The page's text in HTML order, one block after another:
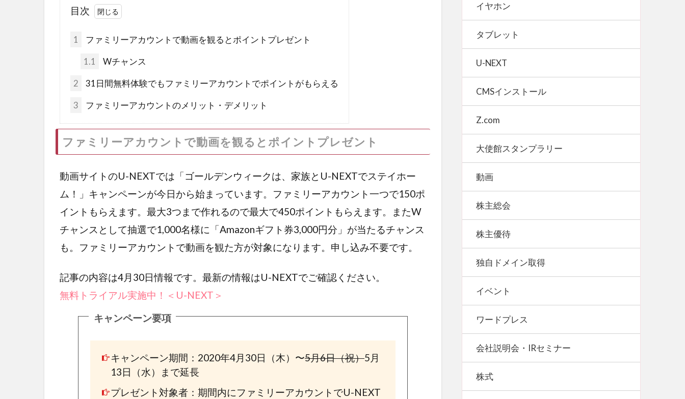
目次
1 ファミリーアカウントで動画を観るとポイントプレゼント
1.1 Wチャンス
2 31日間無料体験でもファミリーアカウントでポイントがもらえる
3 ファミリーアカウントのメリット・デメリット
ファミリーアカウントで動画を観るとポイントプレゼント
動画サイトのU-NEXTでは「ゴールデンウィークは、家族とU-NEXTでステイホー
ム！」キャンペーンが今日から始まっています。ファミリーアカウント一つで150ポ
イントもらえます。最大3つまで作れるので最大で450ポイントもらえます。またW
チャンスとして抽選で1,000名様に「Amazonギフト券3,000円分」が当たるチャンス
も。ファミリーアカウントで動画を観た方が対象になります。申し込み不要です。
記事の内容は4月30日情報です。最新の情報はU-NEXTでご確認ください。
無料トライアル実施中！＜U-NEXT＞
キャンペーン要項
キャンペーン期間：2020年4月30日（木）〜5月6日（祝）5月
13日（水）まで延長
プレゼント対象者：期間内にファミリーアカウントでU-NEXT
イヤホン
タブレット
U-NEXT
CMSインストール
Z.com
大使館スタンプラリー
動画
株主総会
株主優待
独自ドメイン取得
イベント
ワードプレス
会社説明会・IRセミナー
株式